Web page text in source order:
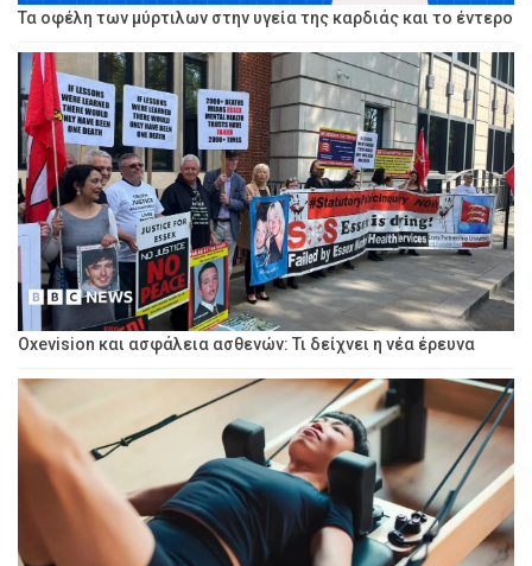
Τα οφέλη των μύρτιλων στην υγεία της καρδιάς και το έντερο
Oxevision και ασφάλεια ασθενών: Τι δείχνει η νέα έρευνα